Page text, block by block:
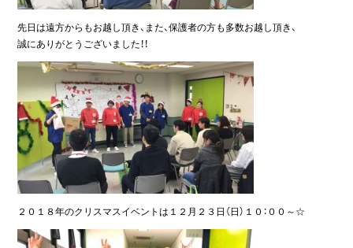
先日は遠方からもお越し頂き、また、保護者の方も多数お越し頂き、
誠にありがとうございました！！
２０１８年のクリスマスイベントは１２月２３日（日）１０：００～☆